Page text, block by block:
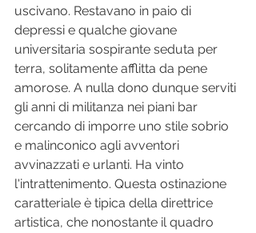
uscivano. Restavano in paio di
depressi e qualche giovane
universitaria sospirante seduta per
terra, solitamente afflitta da pene
amorose. A nulla dono dunque serviti
gli anni di militanza nei piani bar
cercando di imporre uno stile sobrio
e malinconico agli avventori
avvinazzati e urlanti. Ha vinto
l'intrattenimento. Questa ostinazione
caratteriale è tipica della direttrice
artistica, che nonostante il quadro